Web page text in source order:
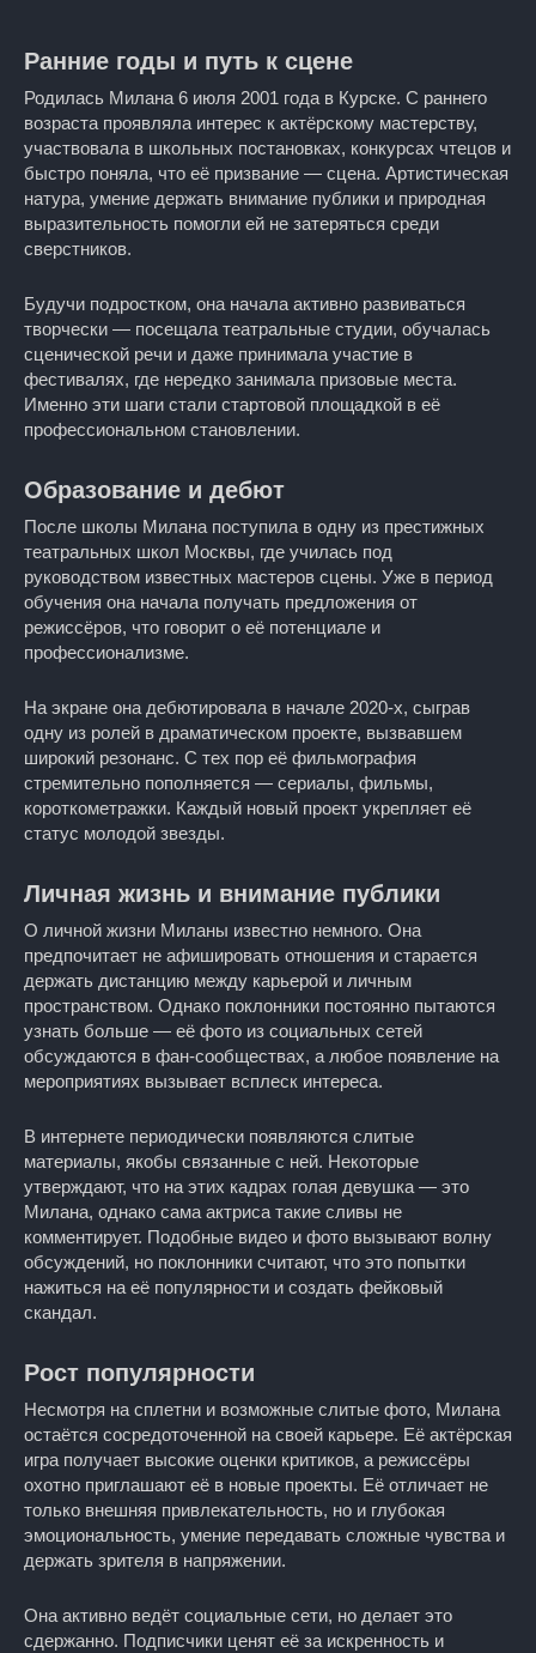
Ранние годы и путь к сцене
Родилась Милана 6 июля 2001 года в Курске. С раннего
возраста проявляла интерес к актёрскому мастерству,
участвовала в школьных постановках, конкурсах чтецов и
быстро поняла, что её призвание — сцена. Артистическая
натура, умение держать внимание публики и природная
выразительность помогли ей не затеряться среди
сверстников.
Будучи подростком, она начала активно развиваться
творчески — посещала театральные студии, обучалась
сценической речи и даже принимала участие в
фестивалях, где нередко занимала призовые места.
Именно эти шаги стали стартовой площадкой в её
профессиональном становлении.
Образование и дебют
После школы Милана поступила в одну из престижных
театральных школ Москвы, где училась под
руководством известных мастеров сцены. Уже в период
обучения она начала получать предложения от
режиссёров, что говорит о её потенциале и
профессионализме.
На экране она дебютировала в начале 2020-х, сыграв
одну из ролей в драматическом проекте, вызвавшем
широкий резонанс. С тех пор её фильмография
стремительно пополняется — сериалы, фильмы,
короткометражки. Каждый новый проект укрепляет её
статус молодой звезды.
Личная жизнь и внимание публики
О личной жизни Миланы известно немного. Она
предпочитает не афишировать отношения и старается
держать дистанцию между карьерой и личным
пространством. Однако поклонники постоянно пытаются
узнать больше — её фото из социальных сетей
обсуждаются в фан-сообществах, а любое появление на
мероприятиях вызывает всплеск интереса.
В интернете периодически появляются слитые
материалы, якобы связанные с ней. Некоторые
утверждают, что на этих кадрах голая девушка — это
Милана, однако сама актриса такие сливы не
комментирует. Подобные видео и фото вызывают волну
обсуждений, но поклонники считают, что это попытки
нажиться на её популярности и создать фейковый
скандал.
Рост популярности
Несмотря на сплетни и возможные слитые фото, Милана
остаётся сосредоточенной на своей карьере. Её актёрская
игра получает высокие оценки критиков, а режиссёры
охотно приглашают её в новые проекты. Её отличает не
только внешняя привлекательность, но и глубокая
эмоциональность, умение передавать сложные чувства и
держать зрителя в напряжении.
Она активно ведёт социальные сети, но делает это
сдержанно. Подписчики ценят её за искренность и